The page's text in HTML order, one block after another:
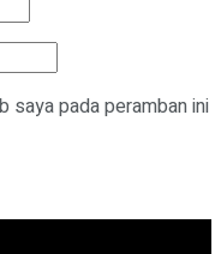
saya pada peramban ini